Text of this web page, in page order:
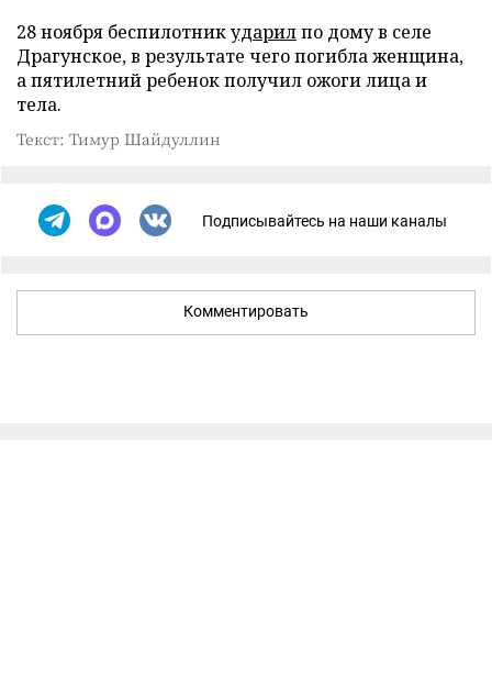
28 ноября беспилотникударилпо дому в селе
Драгунское, в результате чего погибла женщина,
а пятилетний ребенок получил ожоги лица и
тела.
Текст: Тимур Шайдуллин
Подписывайтесь на наши каналы
Комментировать